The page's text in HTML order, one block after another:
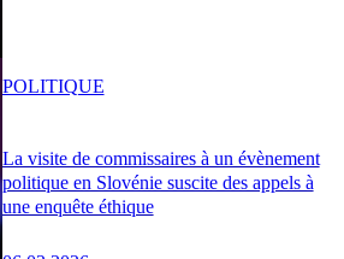
La visite de commissaires à un évènement
politique en Slovénie suscite des appels à
une enquête éthique
POLITIQUE